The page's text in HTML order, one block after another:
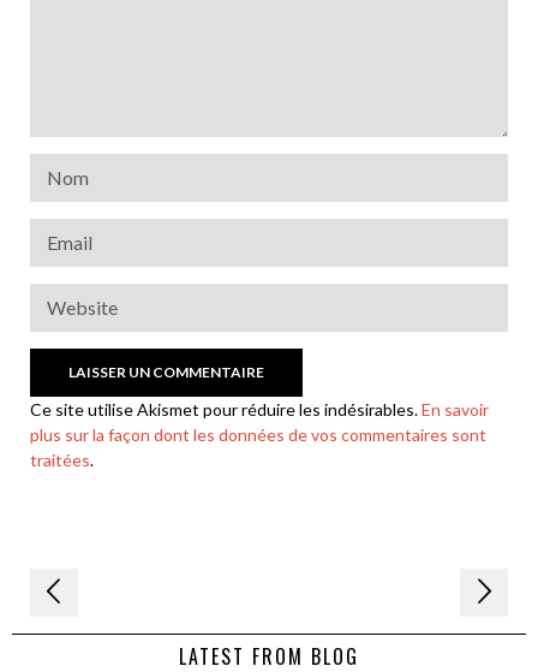
Ce site utilise Akismet pour réduire les indésirables.En savoir
plus sur la façon dont les données de vos commentaires sont
traitées.
Navigation
de LATEST FROM BLOG